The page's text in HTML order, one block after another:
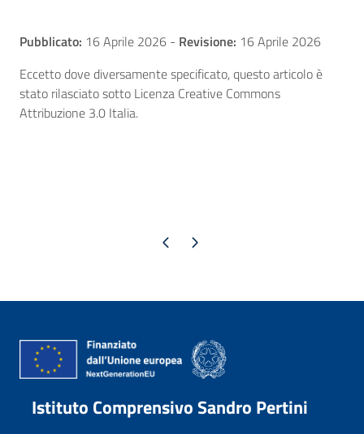
Pubblicato: 16 Aprile 2026 - Revisione: 16 Aprile 2026
Eccetto dove diversamente specificato, questo articolo è
stato rilasciato sotto Licenza Creative Commons
Attribuzione 3.0 Italia.
Pagina precedente
Pagina successiva
Istituto Comprensivo Sandro Pertini